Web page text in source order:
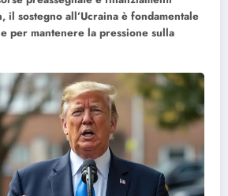
il sostegno all’Ucraina è fondamentale
per mantenere la pressione sulla